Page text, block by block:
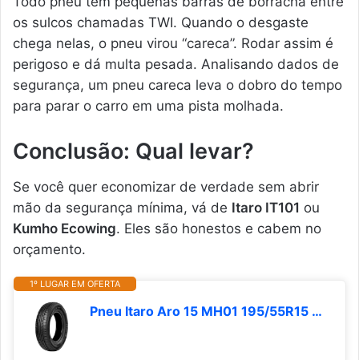
os sulcos chamadas TWI. Quando o desgaste
chega nelas, o pneu virou “careca”. Rodar assim é
perigoso e dá multa pesada. Analisando dados de
segurança, um pneu careca leva o dobro do tempo
para parar o carro em uma pista molhada.
Conclusão: Qual levar?
Se você quer economizar de verdade sem abrir
mão da segurança mínima, vá de Itaro IT101 ou
Kumho Ecowing. Eles são honestos e cabem no
orçamento.
1º LUGAR EM OFERTA
Pneu Itaro Aro 15 MH01 195/55R15 85V